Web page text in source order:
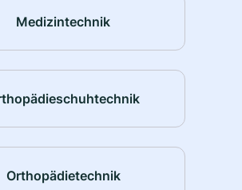
Medizintechnik
Orthopädietechnik